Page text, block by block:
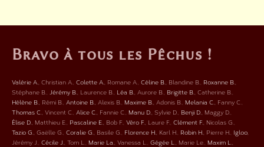
Bravo à tous les Pêchus !
Valérie A. Christian A. Colette A. Romane A. Céline B. Blandine B. Roxanne B.
Stéphane B. Jérémy B. Laurence B. Léa B. Aurore B. Brigitte B. Catherine B.
Hélène B. Rémi B. Antoine B. Alexis B. Maxime B. Adonis B. Melania C. Fanny C.
Thomas C. Vincent C. Alice C. Fannie C. Manu D. Sylvie D. Benji D. Maggy D.
Élise D. Matthieu E. Pascaline E. Bob F. Véro F. Laure F. Clément F. Nicolas G.
Tazio G. Gaëlle G. Coralie G. Basile G. Florence H. Karl H. Robin H. Pierre H. Igloo
Jérémy J. Cécile J. Tom L. Marie La. Vanessa L. Gégée L. Marie Le. Maxim L.